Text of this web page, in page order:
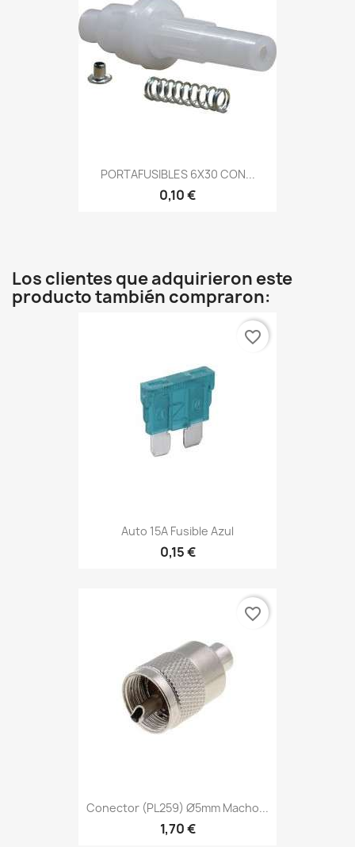
PORTAFUSIBLES 6X30 CON...
0,10 €
Los clientes que adquirieron este
producto también compraron:
Auto 15A Fusible Azul
0,15 €
favorite_border
Conector (PL259) Ø5mm Macho...
1,70 €
favorite_border